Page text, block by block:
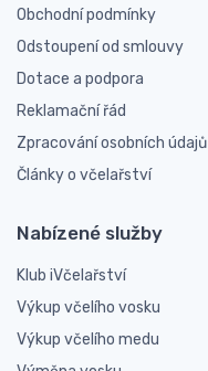
Obchodní podmínky
Odstoupení od smlouvy
Dotace a podpora
Reklamační řád
Zpracování osobních údajů
Články o včelařství
Nabízené služby
Klub iVčelařství
Výkup včelího vosku
Výkup včelího medu